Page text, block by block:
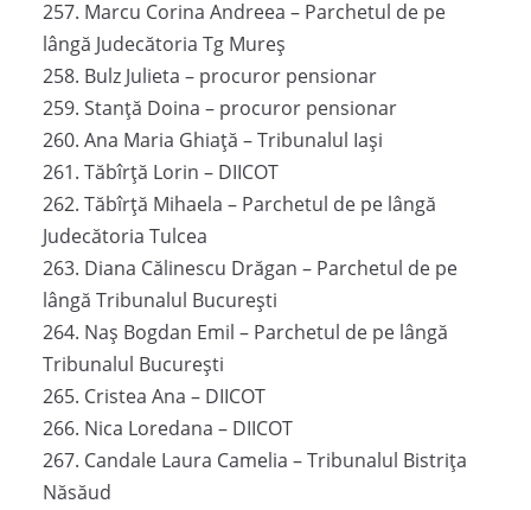
257. Marcu Corina Andreea – Parchetul de pe
lângă Judecătoria Tg Mureș
258. Bulz Julieta – procuror pensionar
259. Stanță Doina – procuror pensionar
260. Ana Maria Ghiață – Tribunalul Iași
261. Tăbîrță Lorin – DIICOT
262. Tăbîrță Mihaela – Parchetul de pe lângă
Judecătoria Tulcea
263. Diana Călinescu Drăgan – Parchetul de pe
lângă Tribunalul București
264. Naș Bogdan Emil – Parchetul de pe lângă
Tribunalul București
265. Cristea Ana – DIICOT
266. Nica Loredana – DIICOT
267. Candale Laura Camelia – Tribunalul Bistrița
Năsăud